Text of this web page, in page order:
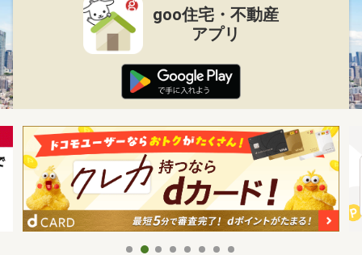
goo住宅・不動産
アプリ